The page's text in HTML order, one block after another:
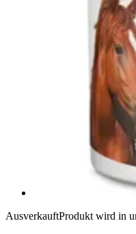
AusverkauftProdukt wird in